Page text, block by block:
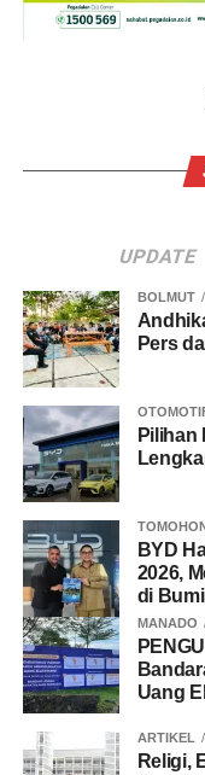
UPDATE
BOLMUT
Pers
Pilihan
BYD
2026,
di
MANADO
Uang
ARTIKEL
Religi,